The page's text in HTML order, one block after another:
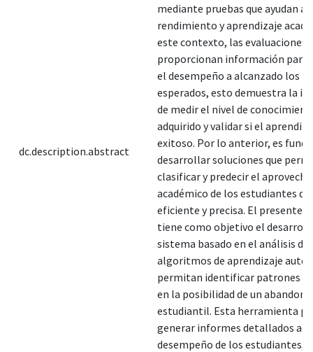
dc.description.abstract
mediante pruebas que ayudan a
rendimiento y aprendizaje
este contexto, las evaluaciones
proporcionan información
el desempeño a alcanzado los
esperados, esto demuestra la
de medir el nivel de
adquirido y validar si el
exitoso. Por lo anterior, es
desarrollar soluciones que
clasificar y predecir el
académico de los estudiantes
eficiente y precisa. El presente
tiene como objetivo el
sistema basado en el análisis de
algoritmos de aprendizaje
permitan identificar patrones
en la posibilidad de un abandono
estudiantil. Esta herramienta
generar informes detallados
desempeño de los estudiantes,